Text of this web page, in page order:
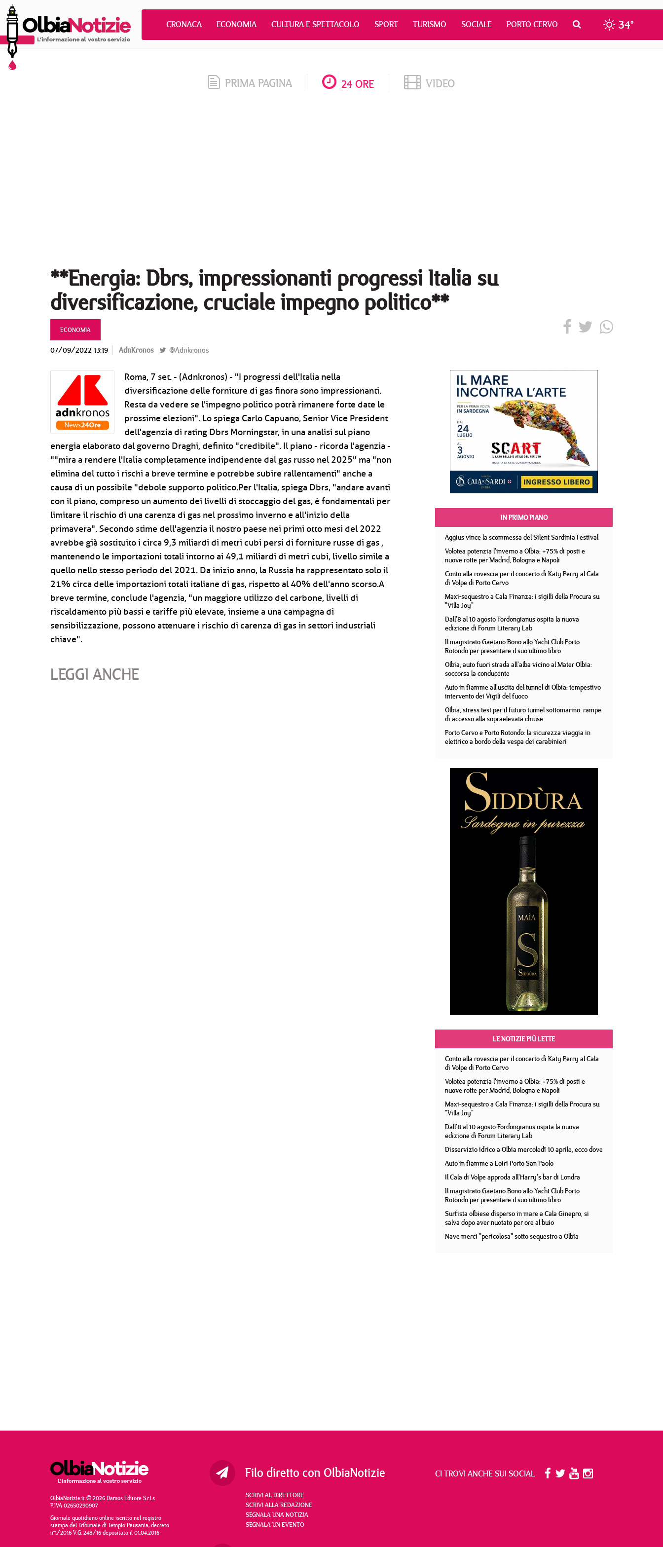
CRONACA ECONOMIA CULTURA E SPETTACOLO SPORT TURISMO SOCIALE PORTO CERVO 34°
PRIMA PAGINA 24 ORE VIDEO
**Energia: Dbrs, impressionanti progressi Italia su
diversificazione, cruciale impegno politico**
ECONOMIA
07/09/2022 13:19 AdnKronos @Adnkronos
Roma, 7 set. - (Adnkronos) - "I progressi dell'Italia nella
diversificazione delle forniture di gas finora sono impressionanti.
Resta da vedere se l'impegno politico potrà rimanere forte date le
prossime elezioni". Lo spiega Carlo Capuano, Senior Vice President
dell'agenzia di rating Dbrs Morningstar, in una analisi sul piano
energia elaborato dal governo Draghi, definito "credibile". Il piano - ricorda l'agenzia -
""mira a rendere l'Italia completamente indipendente dal gas russo nel 2025" ma "non
elimina del tutto i rischi a breve termine e potrebbe subire rallentamenti" anche a
causa di un possibile "debole supporto politico.Per l'Italia, spiega Dbrs, "andare avanti
con il piano, compreso un aumento dei livelli di stoccaggio del gas, è fondamentali per
limitare il rischio di una carenza di gas nel prossimo inverno e all'inizio della
primavera". Secondo stime dell'agenzia il nostro paese nei primi otto mesi del 2022
avrebbe già sostituito i circa 9,3 miliardi di metri cubi persi di forniture russe di gas ,
mantenendo le importazioni totali intorno ai 49,1 miliardi di metri cubi, livello simile a
quello nello stesso periodo del 2021. Da inizio anno, la Russia ha rappresentato solo il
21% circa delle importazioni totali italiane di gas, rispetto al 40% dell'anno scorso.A
breve termine, conclude l'agenzia, "un maggiore utilizzo del carbone, livelli di
riscaldamento più bassi e tariffe più elevate, insieme a una campagna di
sensibilizzazione, possono attenuare i rischio di carenza di gas in settori industriali
chiave".
LEGGI ANCHE
IN PRIMO PIANO
Aggius vince la scommessa del Silent Sardinia Festival
Volotea potenzia l'inverno a Olbia: +75% di posti e
nuove rotte per Madrid, Bologna e Napoli
Conto alla rovescia per il concerto di Katy Perry al Cala
di Volpe di Porto Cervo
Maxi-sequestro a Cala Finanza: i sigilli della Procura su
"Villa Joy"
Dall'8 al 10 agosto Fordongianus ospita la nuova
edizione di Forum Literary Lab
Il magistrato Gaetano Bono allo Yacht Club Porto
Rotondo per presentare il suo ultimo libro
Olbia, auto fuori strada all'alba vicino al Mater Olbia:
soccorsa la conducente
Auto in fiamme all'uscita del tunnel di Olbia: tempestivo
intervento dei Vigili del fuoco
Olbia, stress test per il futuro tunnel sottomarino: rampe
di accesso alla sopraelevata chiuse
Porto Cervo e Porto Rotondo: la sicurezza viaggia in
elettrico a bordo della vespa dei carabinieri
LE NOTIZIE PIÙ LETTE
Conto alla rovescia per il concerto di Katy Perry al Cala
di Volpe di Porto Cervo
Volotea potenzia l'inverno a Olbia: +75% di posti e
nuove rotte per Madrid, Bologna e Napoli
Maxi-sequestro a Cala Finanza: i sigilli della Procura su
"Villa Joy"
Dall'8 al 10 agosto Fordongianus ospita la nuova
edizione di Forum Literary Lab
Disservizio idrico a Olbia mercoledì 10 aprile, ecco dove
Auto in fiamme a Loiri Porto San Paolo
Il Cala di Volpe approda all'Harry's bar di Londra
Il magistrato Gaetano Bono allo Yacht Club Porto
Rotondo per presentare il suo ultimo libro
Surfista olbiese disperso in mare a Cala Ginepro, si
salva dopo aver nuotato per ore al buio
Nave merci "pericolosa" sotto sequestro a Olbia
OlbiaNotizie.it © 2026 Damos Editore S.r.l.s
P.IVA 02650290907
Giornale quotidiano online iscritto nel registro
stampa del Tribunale di Tempio Pausania, decreto
n°1/2016 V.G. 248/16 depositato il 01.04.2016
Filo diretto con OlbiaNotizie
SCRIVI AL DIRETTORE
SCRIVI ALLA REDAZIONE
SEGNALA UNA NOTIZIA
SEGNALA UN EVENTO
CI TROVI ANCHE SUI SOCIAL